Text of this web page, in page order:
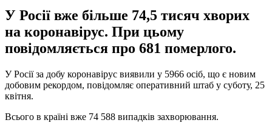
У Росії вже більше 74,5 тисяч хворих
на коронавірус. При цьому
повідомляється про 681 померлого.
У Росії за добу коронавірус виявили у 5966 осіб, що є новим
добовим рекордом, повідомляє оперативний штаб у суботу, 25
квітня.
Всього в країні вже 74 588 випадків захворювання.